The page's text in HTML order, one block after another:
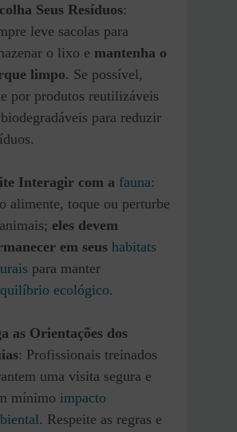
Seus Resíduos:
leve sacolas para
o lixo e mantenha o
limpo. Se possível,
por produtos reutilizáveis
para reduzir
Interagir com a fauna:
alimente, toque ou perturbe
eles devem
em seus habitats
para manter
ecológico.
as Orientações dos
: Profissionais treinados
uma visita segura e
mínimo impacto
. Respeite as regras e